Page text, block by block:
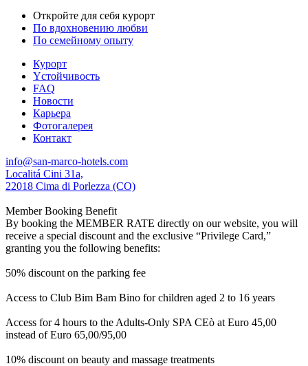
Откройте для себя курорт
По вдохновению любви
По семейному опыту
Курорт
Yстойчивость
FAQ
Новости
Карьера
Фотогалерея
Контакт
info@san-marco-hotels.com
Localitá Cini 31a,
22018 Cima di Porlezza (CO)
Member Booking Benefit
By booking the MEMBER RATE directly on our website, you will
receive a special discount and the exclusive “Privilege Card,”
granting you the following benefits:
50% discount on the parking fee
Access to Club Bim Bam Bino for children aged 2 to 16 years
Access for 4 hours to the Adults-Only SPA CEò at Euro 45,00
instead of Euro 65,00/95,00
10% discount on beauty and massage treatments